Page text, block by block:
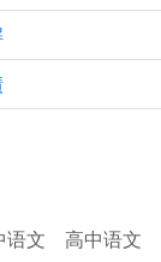
语文 高中语文